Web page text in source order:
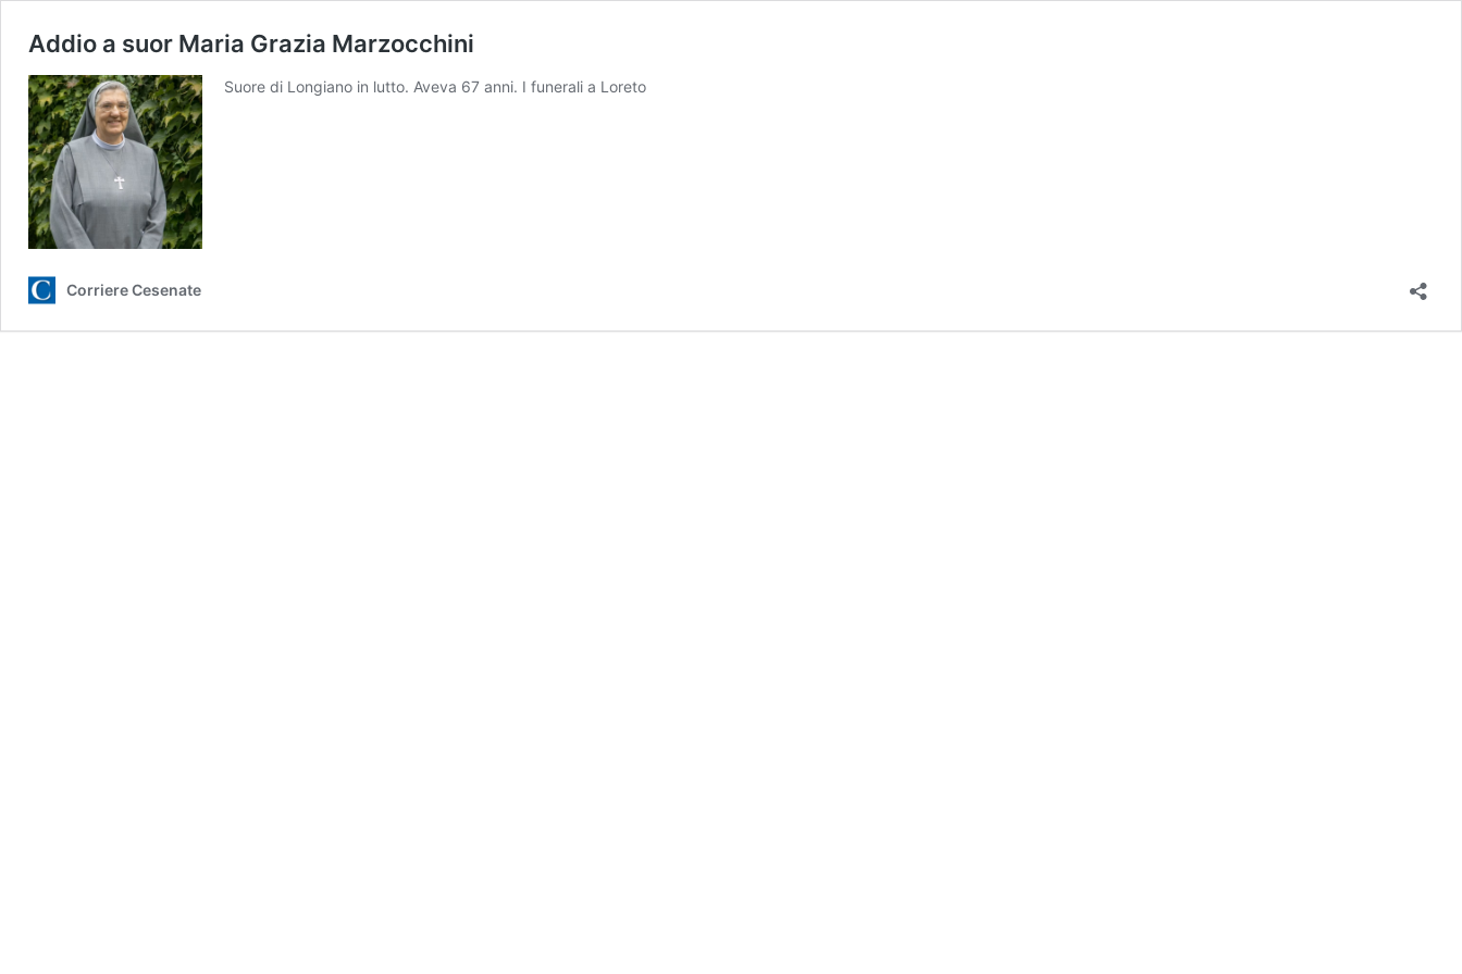
Addio a suor Maria Grazia Marzocchini
Suore di Longiano in lutto. Aveva 67 anni. I funerali a Loreto
Corriere Cesenate